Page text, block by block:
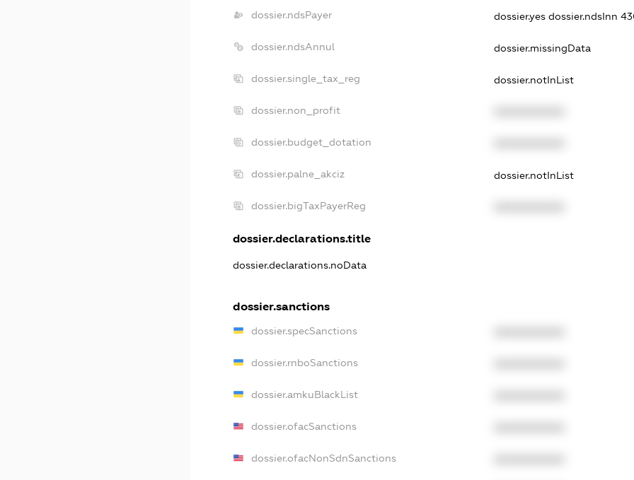
dossier.ndsPayer dossier.yesdossier.ndsInn
dossier.ndsAnnul dossier.missingData
dossier.single_tax_reg dossier.notInList
dossier.non_profit
dossier.budget_dotation
dossier.palne_akciz dossier.notInList
dossier.bigTaxPayerReg
dossier.declarations.title
dossier.declarations.noData
dossier.sanctions
dossier.specSanctions
dossier.rnboSanctions
dossier.amkuBlackList
dossier.ofacSanctions
dossier.ofacNonSdnSanctions